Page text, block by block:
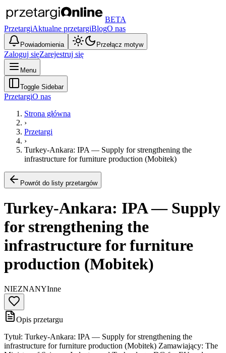
BETA
PrzetargiAktualne przetargiBlogO nas
Powiadomienia Przełącz motyw
Zaloguj sięZarejestruj się
Menu
Toggle Sidebar
PrzetargiO nas
Strona główna
›
Przetargi
›
Turkey-Ankara: IPA — Supply for strengthening the
infrastructure for furniture production (Mobitek)
Powrót do listy przetargów
Turkey-Ankara: IPA — Supply
for strengthening the
infrastructure for furniture
production (Mobitek)
NIEZNANYInne
Opis przetargu
Tytuł: Turkey-Ankara: IPA — Supply for strengthening the
infrastructure for furniture production (Mobitek) Zamawiający: The